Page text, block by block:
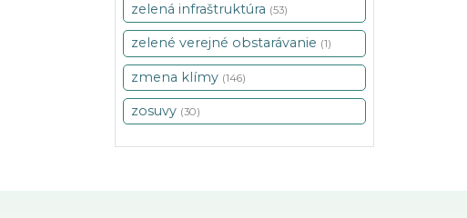
zelená infraštruktúra (53)
zelené verejné obstarávanie (1)
zmena klímy (146)
zosuvy (30)